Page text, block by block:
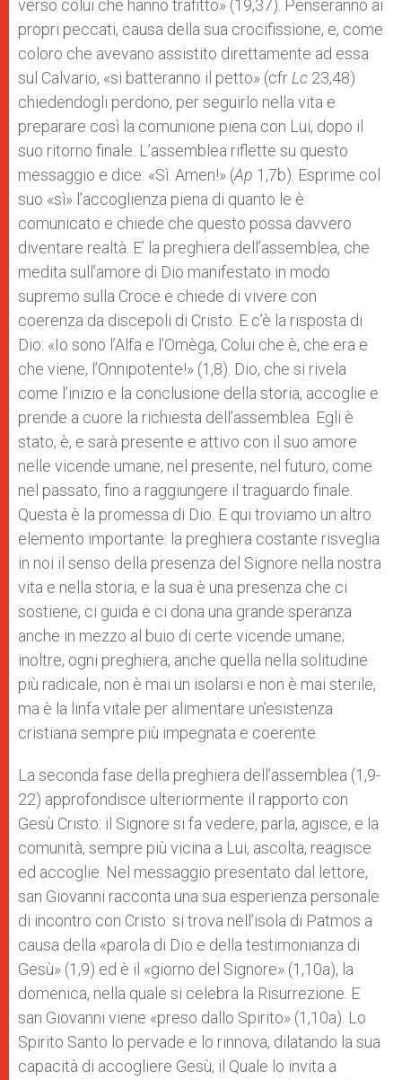
verso colui che hanno trafitto» (19,37). Penseranno ai
propri peccati, causa della sua crocifissione, e, come
coloro che avevano assistito direttamente ad essa
sul Calvario, «si batteranno il petto» (cfr Lc 23,48)
chiedendogli perdono, per seguirlo nella vita e
preparare così la comunione piena con Lui, dopo il
suo ritorno finale. L’assemblea riflette su questo
messaggio e dice: «Sì. Amen!» (Ap 1,7b). Esprime col
suo «sì» l’accoglienza piena di quanto le è
comunicato e chiede che questo possa davvero
diventare realtà. E’ la preghiera dell’assemblea, che
medita sull’amore di Dio manifestato in modo
supremo sulla Croce e chiede di vivere con
coerenza da discepoli di Cristo. E c’è la risposta di
Dio: «Io sono l’Alfa e l’Omèga, Colui che è, che era e
che viene, l’Onnipotente!» (1,8). Dio, che si rivela
come l’inizio e la conclusione della storia, accoglie e
prende a cuore la richiesta dell’assemblea. Egli è
stato, è, e sarà presente e attivo con il suo amore
nelle vicende umane, nel presente, nel futuro, come
nel passato, fino a raggiungere il traguardo finale.
Questa è la promessa di Dio. E qui troviamo un altro
elemento importante: la preghiera costante risveglia
in noi il senso della presenza del Signore nella nostra
vita e nella storia, e la sua è una presenza che ci
sostiene, ci guida e ci dona una grande speranza
anche in mezzo al buio di certe vicende umane;
inoltre, ogni preghiera, anche quella nella solitudine
più radicale, non è mai un isolarsi e non è mai sterile,
ma è la linfa vitale per alimentare un’esistenza
cristiana sempre più impegnata e coerente.
La seconda fase della preghiera dell’assemblea (1,9-
22) approfondisce ulteriormente il rapporto con
Gesù Cristo: il Signore si fa vedere, parla, agisce, e la
comunità, sempre più vicina a Lui, ascolta, reagisce
ed accoglie. Nel messaggio presentato dal lettore,
san Giovanni racconta una sua esperienza personale
di incontro con Cristo: si trova nell’isola di Patmos a
causa della «parola di Dio e della testimonianza di
Gesù» (1,9) ed è il «giorno del Signore» (1,10a), la
domenica, nella quale si celebra la Risurrezione. E
san Giovanni viene «preso dallo Spirito» (1,10a). Lo
Spirito Santo lo pervade e lo rinnova, dilatando la sua
capacità di accogliere Gesù, il Quale lo invita a